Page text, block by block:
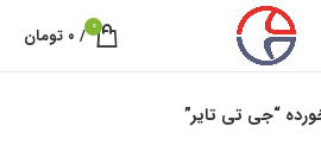
0
/ ۰ تومان
“جی تی تایر”